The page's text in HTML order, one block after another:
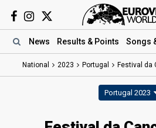
News Results & Points Songs
National 2023 Portugal Festival da
Portugal 2023